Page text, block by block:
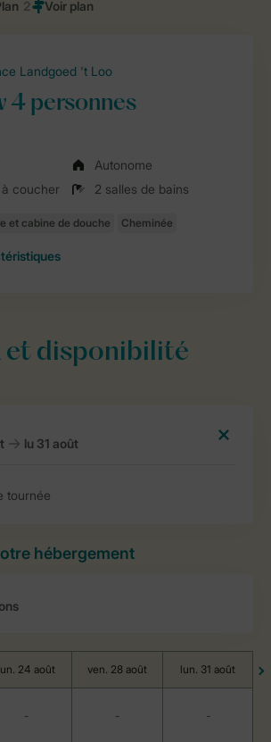
2
Landgoed 't Loo
4 personnes
Autonome
coucher
2 salles de bains
et disponibilité
hébergement
24 août ven. 28 août lun. 31 août
- - -